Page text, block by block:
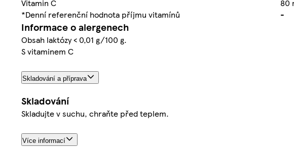
Vitamin C
80
*Denní referenční hodnota příjmu vitamínů
-
Informace o alergenech
Obsah laktózy < 0,01 g/100 g.
S vitaminem C
Skladování a příprava
Skladování
Skladujte v suchu, chraňte před teplem.
Více informací